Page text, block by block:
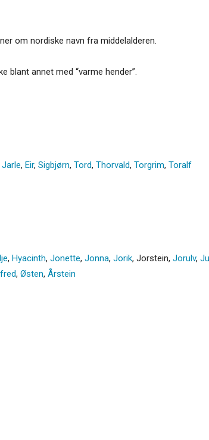
om nordiske navn fra middelalderen.
annet med “varme hender”.
Jarle, Eir, Sigbjørn, Tord, Thorvald, Torgrim, Toralf
, Hyacinth, Jonette, Jonna, Jorik, Jorstein, Jorulv,
, Østen, Årstein